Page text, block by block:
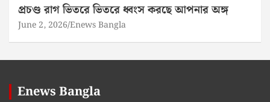
প্রচণ্ড রাগ ভিতরে ভিতরে ধ্বংস করছে আপনার অঙ্গ
June 2, 2026 Enews Bangla
Enews Bangla